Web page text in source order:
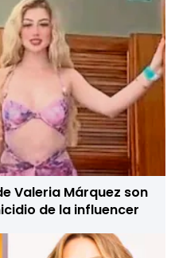
Valeria Márquez son
de la influencer